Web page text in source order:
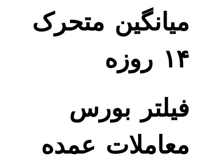
میانگین متحرک
۱۴ روزه
فیلتر بورس
معاملات عمده